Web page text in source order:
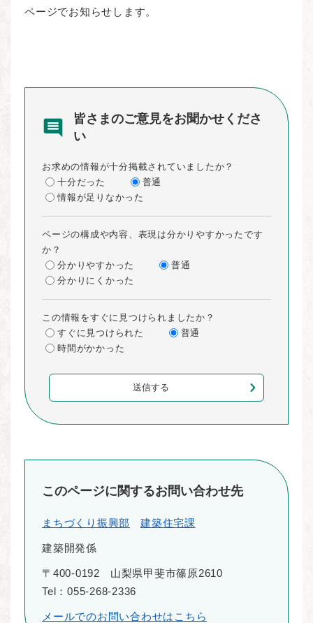
ページでお知らせします。
皆さまのご意見をお聞かせくださ
い
お求めの情報が十分掲載されていましたか？
十分だった
普通
情報が足りなかった
ページの構成や内容、表現は分かりやすかったです
か？
分かりやすかった
普通
分かりにくかった
この情報をすぐに見つけられましたか？
すぐに見つけられた
普通
時間がかかった
このページに関するお問い合わせ先
まちづくり振興部 建築住宅課
建築開発係
〒400-0192
山梨県甲斐市篠原2610
Tel：055-268-2336
メールでのお問い合わせはこちら